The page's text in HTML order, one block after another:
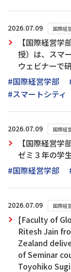
2026.07.09 国際経
【国際経営
授）は、スマ
ウェビナーで
#国際経営学部
#スマートシティ
2026.07.09 国際経
【国際経営
ゼミ３年の学
#国際経営学部
2026.07.09 国際経
[Faculty of
Ritesh Jain
Zealand
of Seminar
Toyohiko